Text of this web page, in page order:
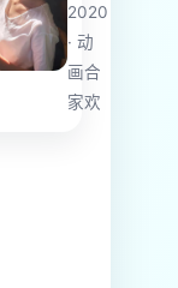
2020
· 动
画合
家欢